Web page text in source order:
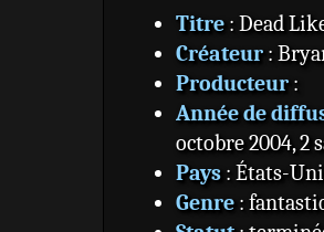
Titre : Dead
Créateur :
Producteur :
Année de
octobre 2004, 2
Pays : États-
Genre :